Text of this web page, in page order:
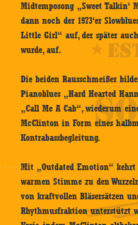
Midtemposong „Sweet Talkin‘
dann noch der 1973‘er
Little Girl“ auf, der später
wurde, auf.
Die beiden Rausschmeißer
Pianoblues „Hard Hearted
„Call Me A Cab“, wiederum
McClinton in Form eines
Kontrabassbegleitung.
Mit „Outdated Emotion“
warmen Stimme zu den
von kraftvollen Bläsersätzen
Rhythmusfraktion unterstützt